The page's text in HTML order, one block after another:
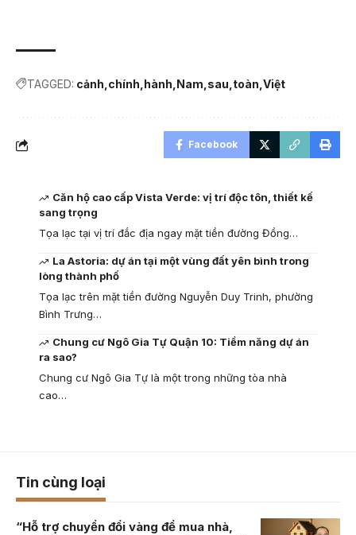
TAGGED: cảnh chính hành Nam sau toàn Việt
Facebook
Căn hộ cao cấp Vista Verde: vị trí độc tôn, thiết kế
sang trọng
Tọa lạc tại vị trí đắc địa ngay mặt tiền đường Đồng…
La Astoria: dự án tại một vùng đất yên bình trong
lòng thành phố
Tọa lạc trên mặt tiền đường Nguyễn Duy Trinh, phường
Bình Trưng…
Chung cư Ngô Gia Tự Quận 10: Tiềm năng dự án
ra sao?
Chung cư Ngô Gia Tự là một trong những tòa nhà
cao…
Tin cùng loại
“Hỗ trợ chuyển đổi vàng để mua nhà,